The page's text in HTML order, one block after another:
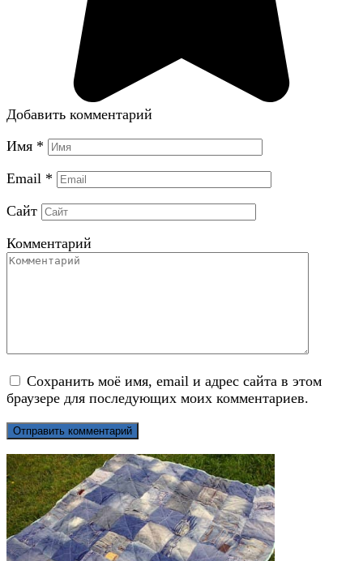
Добавить комментарий
Имя *
Email *
Сайт
Комментарий
Сохранить моё имя, email и адрес сайта в этом
браузере для последующих моих комментариев.